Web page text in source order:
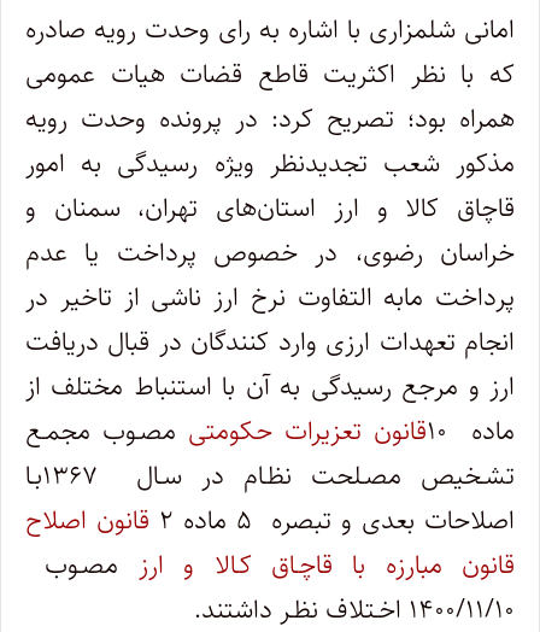
امانی شلمزاری با اشاره به رای وحدت رویه صادره
که با نظر اکثریت قاطع قضات هیات عمومی
همراه بود؛ تصریح کرد: در پرونده وحدت رویه
مذکور شعب تجدیدنظر ویژه رسیدگی به امور
قاچاق کالا و ارز استان‌های تهران، سمنان و
خراسان رضوی، در خصوص پرداخت یا عدم
پرداخت مابه التفاوت نرخ ارز ناشی از تاخیر در
انجام تعهدات ارزی وارد کنندگان در قبال دریافت
ارز و مرجع رسیدگی به آن با استنباط مختلف از
ماده ۱۰
قانون تعزیرات حکومتی مصـوب مجمـع
تشـخیص مصـلحت نظـام در سـال ۱۳۶۷بـا
اصلاحات بعدی و تبصره ۵ ماده ۲
قانون اصلاح
قانون مبارزه با قاچـاق کـالا و ارز مصـوب
۱۴۰۰/۱۱/۱۰ اخـتلاف نظـر داشتند.